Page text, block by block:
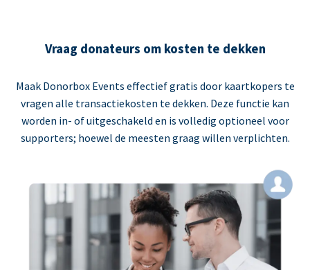
Vraag donateurs om kosten te dekken
Maak Donorbox Events effectief gratis door kaartkopers te
vragen alle transactiekosten te dekken. Deze functie kan
worden in- of uitgeschakeld en is volledig optioneel voor
supporters; hoewel de meesten graag willen verplichten.